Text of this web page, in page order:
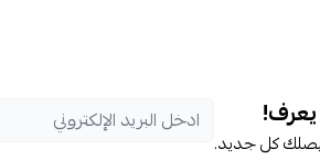
ليصلك كل جديد.